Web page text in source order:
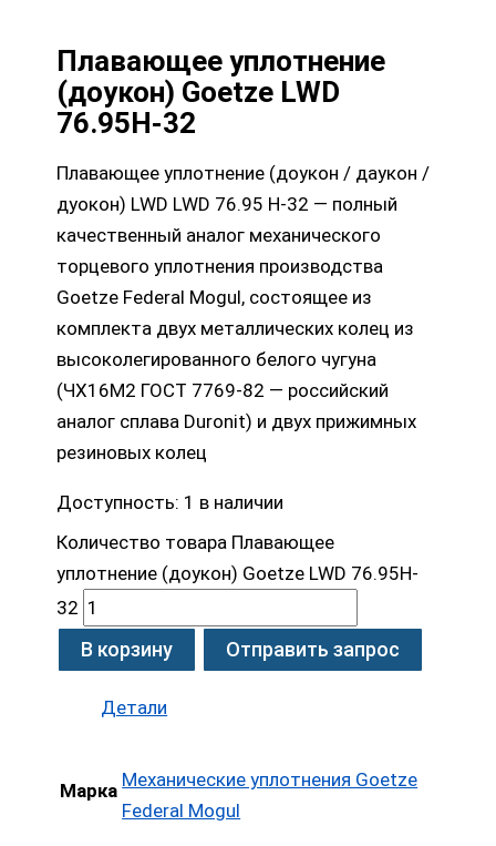
Плавающее уплотнение
(доукон) Goetze LWD
76.95H-32
Плавающее уплотнение (доукон / даукон /
дуокон) LWD LWD 76.95 H-32 — полный
качественный аналог механического
торцевого уплотнения производства
Goetze Federal Mogul, состоящее из
комплекта двух металлических колец из
высоколегированного белого чугуна
(ЧХ16М2 ГОСТ 7769-82 — российский
аналог сплава Duronit) и двух прижимных
резиновых колец
Доступность: 1 в наличии
Количество товара Плавающее
уплотнение (доукон) Goetze LWD 76.95H-
32
В корзину Отправить запрос
Детали
Марка Механические уплотнения Goetze
Federal Mogul